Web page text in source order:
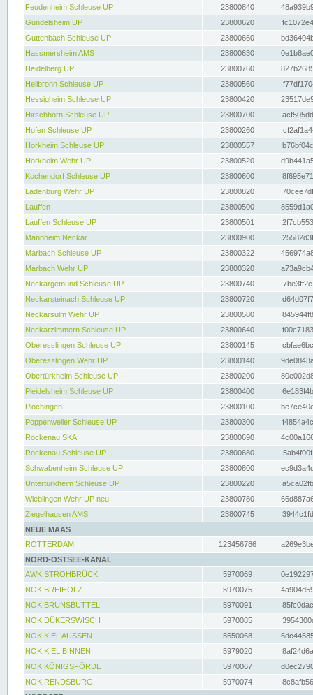
Feudenheim Schleuse UP
23800840
Gundelsheim UP
23800620
Guttenbach Schleuse UP
23800660
Hassmersheim AMS
23800630
Heidelberg UP
23800760
Heilbronn Schleuse UP
23800560
Hessigheim Schleuse UP
23800420
Hirschhorn Schleuse UP
23800700
Hofen Schleuse UP
23800260
Horkheim Schleuse UP
23800557
Horkheim Wehr UP
23800520
Kochendorf Schleuse UP
23800600
Ladenburg Wehr UP
23800820
Lauffen
23800500
Lauffen Schleuse UP
23800501
Mannheim Neckar
23800900
Marbach Schleuse UP
23800322
Marbach Wehr UP
23800320
Neckargemünd Schleuse UP
23800740
Neckarsteinach Schleuse UP
23800720
Neckarsulm Wehr UP
23800580
Neckarzimmern Schleuse UP
23800640
Oberesslingen Schleuse UP
23800145
Oberesslingen Wehr UP
23800140
Obertürkheim Schleuse UP
23800200
Pleidelsheim Schleuse UP
23800400
Plochingen
23800100
Poppenweiler Schleuse UP
23800300
Rockenau SKA
23800690
Rockenau Schleuse UP
23800680
Schwabenheim Schleuse UP
23800800
Untertürkheim Schleuse UP
23800220
Wieblingen Wehr UP neu
23800780
Ziegelhausen AMS
23800745
NEUE MAAS
ROTTERDAM
123456786
NORD-OSTSEE-KANAL
AWK STROHBRÜCK
5970069
NOK BREIHOLZ
5970075
NOK BRUNSBÜTTEL
5970091
NOK DÜKERSWISCH
5970085
NOK KIEL AUSSEN
5650068
NOK KIEL BINNEN
5979020
NOK KÖNIGSFÖRDE
5970067
NOK RENDSBURG
5970074